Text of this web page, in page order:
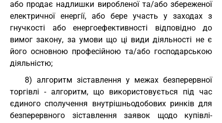
або продає надлишки виробленої та/або збереженої
електричної енергії, або бере участь у заходах з
гнучкості або енергоефективності відповідно до
вимог закону, за умови що ці види діяльності не є
його основною професійною та/або господарською
діяльністю;
8) алгоритм зіставлення у межах безперервної
торгівлі - алгоритм, що використовується під час
єдиного сполучення внутрішньодобових ринків для
безперервного зіставлення заявок щодо купівлі-